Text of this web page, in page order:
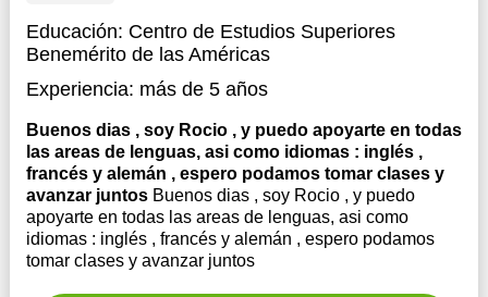
Educación: Centro de Estudios Superiores
Benemérito de las Américas
Experiencia: más de 5 años
Buenos dias , soy Rocio , y puedo apoyarte en todas
las areas de lenguas, asi como idiomas : inglés ,
francés y alemán , espero podamos tomar clases y
avanzar juntos Buenos dias , soy Rocio , y puedo
apoyarte en todas las areas de lenguas, asi como
idiomas : inglés , francés y alemán , espero podamos
tomar clases y avanzar juntos